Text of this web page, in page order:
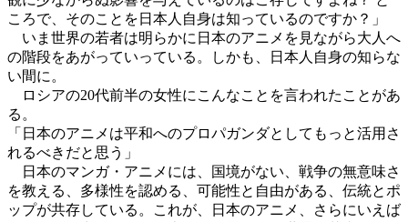
ころで、そのことを日本人自身は知っているのですか？」
いま世界の若者は明らかに日本のアニメを見ながら大人へ
の階段をあがっていっている。しかも、日本人自身の知らな
い間に。
ロシアの20代前半の女性にこんなことを言われたことがあ
る。
「日本のアニメは平和へのプロパガンダとしてもっと活用さ
れるべきだと思う」
日本のマンガ・アニメには、国境がない、戦争の無意味さ
を教える、多様性を認める、可能性と自由がある、伝統とポ
ップが共存している。これが、日本のアニメ、さらにいえば